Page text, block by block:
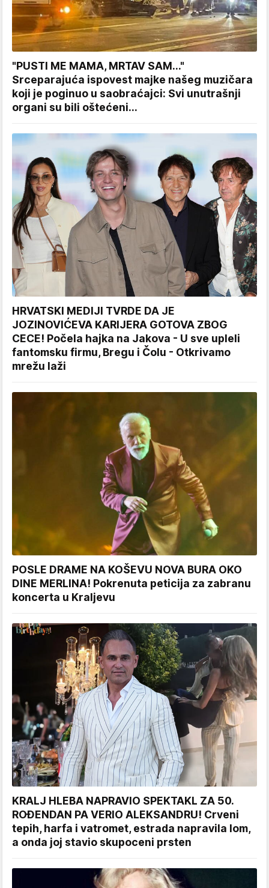
"PUSTI ME MAMA, MRTAV SAM..."
Srceparajuća ispovest majke našeg muzičara
koji je poginuo u saobraćajci: Svi unutrašnji
organi su bili oštećeni...
HRVATSKI MEDIJI TVRDE DA JE
JOZINOVIĆEVA KARIJERA GOTOVA ZBOG
CECE! Počela hajka na Jakova - U sve upleli
fantomsku firmu, Bregu i Čolu - Otkrivamo
mrežu laži
POSLE DRAME NA KOŠEVU NOVA BURA OKO
DINE MERLINA! Pokrenuta peticija za zabranu
koncerta u Kraljevu
KRALJ HLEBA NAPRAVIO SPEKTAKL ZA 50.
ROĐENDAN PA VERIO ALEKSANDRU! Crveni
tepih, harfa i vatromet, estrada napravila lom,
a onda joj stavio skupoceni prsten